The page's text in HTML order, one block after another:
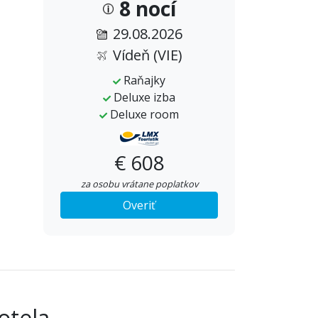
8 nocí
29.08.2026
Vídeň (VIE)
Raňajky
Deluxe izba
Deluxe room
€ 608
za osobu vrátane poplatkov
Overiť